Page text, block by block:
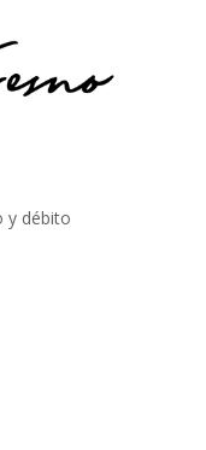
y débito